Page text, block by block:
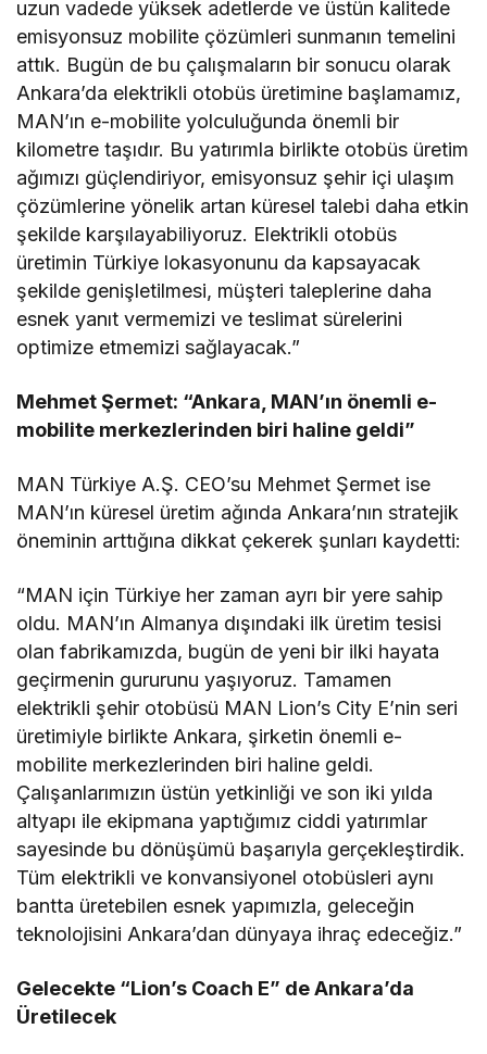
uzun vadede yüksek adetlerde ve üstün kalitede
emisyonsuz mobilite çözümleri sunmanın temelini
attık. Bugün de bu çalışmaların bir sonucu olarak
Ankara’da elektrikli otobüs üretimine başlamamız,
MAN’ın e-mobilite yolculuğunda önemli bir
kilometre taşıdır. Bu yatırımla birlikte otobüs üretim
ağımızı güçlendiriyor, emisyonsuz şehir içi ulaşım
çözümlerine yönelik artan küresel talebi daha etkin
şekilde karşılayabiliyoruz. Elektrikli otobüs
üretimin Türkiye lokasyonunu da kapsayacak
şekilde genişletilmesi, müşteri taleplerine daha
esnek yanıt vermemizi ve teslimat sürelerini
optimize etmemizi sağlayacak.”
Mehmet Şermet: “Ankara, MAN’ın önemli e-
mobilite merkezlerinden biri haline geldi”
MAN Türkiye A.Ş. CEO’su Mehmet Şermet ise
MAN’ın küresel üretim ağında Ankara’nın stratejik
öneminin arttığına dikkat çekerek şunları kaydetti:
“MAN için Türkiye her zaman ayrı bir yere sahip
oldu. MAN’ın Almanya dışındaki ilk üretim tesisi
olan fabrikamızda, bugün de yeni bir ilki hayata
geçirmenin gururunu yaşıyoruz. Tamamen
elektrikli şehir otobüsü MAN Lion’s City E’nin seri
üretimiyle birlikte Ankara, şirketin önemli e-
mobilite merkezlerinden biri haline geldi.
Çalışanlarımızın üstün yetkinliği ve son iki yılda
altyapı ile ekipmana yaptığımız ciddi yatırımlar
sayesinde bu dönüşümü başarıyla gerçekleştirdik.
Tüm elektrikli ve konvansiyonel otobüsleri aynı
bantta üretebilen esnek yapımızla, geleceğin
teknolojisini Ankara’dan dünyaya ihraç edeceğiz.”
Gelecekte “Lion’s Coach E” de Ankara’da
Üretilecek